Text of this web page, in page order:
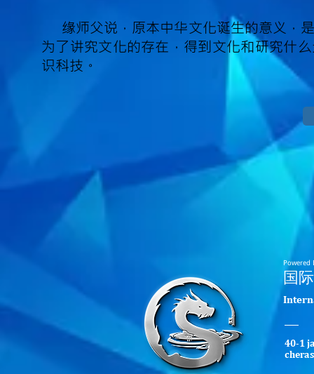
缘师父说，原本中华文化诞生的意义，
为了讲究文化的存在，得到文化和研究什
识科技。
Powered
国
40-1